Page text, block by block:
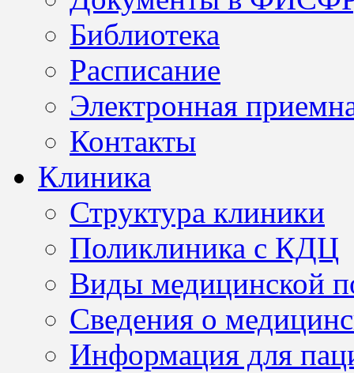
Библиотека
Расписание
Электронная
Контакты
Клиника
Структура клиники
Поликлиника с КДЦ
Виды медицинской
Сведения о
Информация для